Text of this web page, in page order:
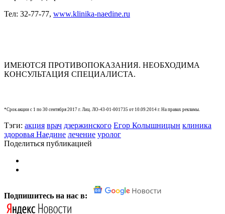
Тел: 32-77-77, www.klinika-naedine.ru
ИМЕЮТСЯ ПРОТИВОПОКАЗАНИЯ. НЕОБХОДИМА
КОНСУЛЬТАЦИЯ СПЕЦИАЛИСТА.
*Срок акции с 1 по 30 сентября 2017 г. Лиц. ЛО-43-01-001735 от 10.09.2014 г. На правах рекламы.
Тэги: акция врач дзержинского Егор Колышницын клиника
здоровья Наедине лечение уролог
Поделиться публикацией
Подпишитесь на нас в: